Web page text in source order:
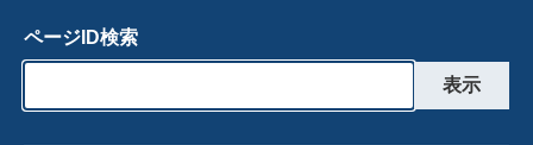
ページID検索